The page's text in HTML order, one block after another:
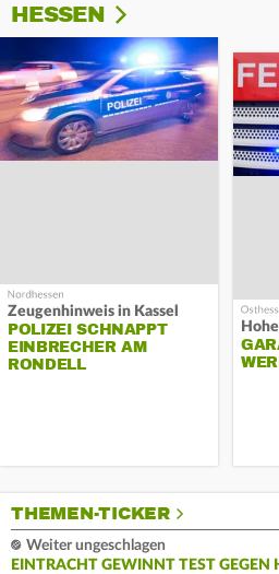
HESSEN
Zeugenhinweis in Kassel
POLIZEI SCHNAPPT
EINBRECHER AM
RONDELL
THEMEN-TICKER
Weiter ungeschlagen
EINTRACHT GEWINNT TEST GEGEN